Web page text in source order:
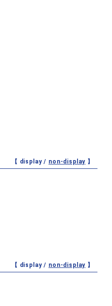
【 display / non-display 】
【 display / non-display 】